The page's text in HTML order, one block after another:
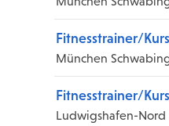
Fitnesstrainer/
München
Fitnesstrainer/
Ludwigshafen-Nord